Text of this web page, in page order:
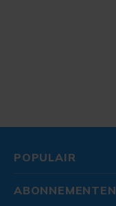
POPULAIR
ABONNEMENTEN